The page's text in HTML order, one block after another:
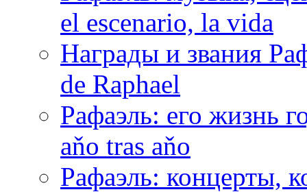
el escenario, la vida
Награды и звания
de Raphael
Рафаэль: его жизнь
aňo tras aňo
Рафаэль: концерты,